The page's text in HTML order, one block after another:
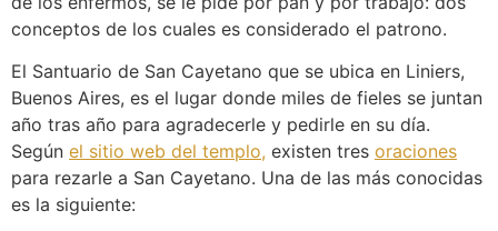
conceptos de los cuales es considerado el patrono.
El Santuario de San Cayetano que se ubica en Liniers,
Buenos Aires, es el lugar donde miles de fieles se juntan
año tras año para agradecerle y pedirle en su día.
Según el sitio web del templo, existen tres oraciones
para rezarle a San Cayetano. Una de las más conocidas
es la siguiente: